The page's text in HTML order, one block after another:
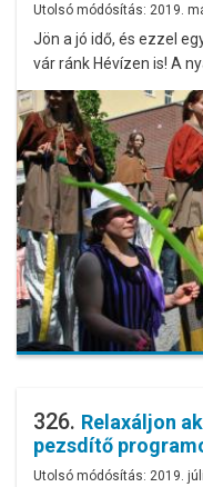
Utolsó módósítás: 2019.
Jön a jó idő, és ezzel
vár ránk Hévízen is! A
326. Relaxáljon
pezsdítő
Utolsó módósítás: 2019.